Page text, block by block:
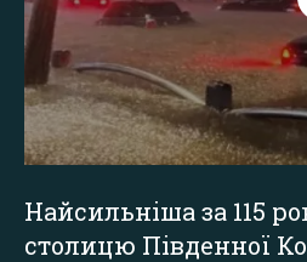
Найсильніша за 115
столицю Південної